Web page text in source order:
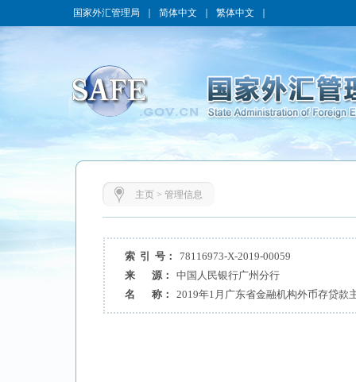
国家外汇管理局 简体中文 繁体中文
主页> 管理信息
索 引 号：
78116973-X-2019-00059
来 源：
中国人民银行广州分行
名 称：
2019年1月广东省金融机构外币存贷款